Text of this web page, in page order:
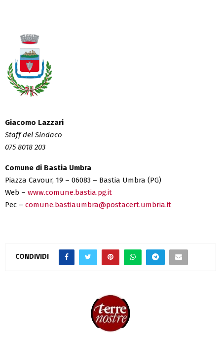
Giacomo Lazzari
Staff del Sindaco
075 8018 203
Comune di Bastia Umbra
Piazza Cavour, 19 – 06083 – Bastia Umbra (PG)
Web – www.comune.bastia.pg.it
Pec – comune.bastiaumbra@postacert.umbria.it
CONDIVIDI